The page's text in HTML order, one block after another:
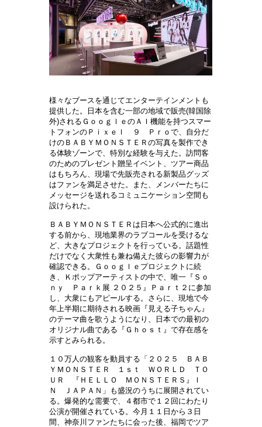
様々なブースを通じてエンターテインメントも
提供した。日本を含む一部の地域で販売(韓国除
外)されるＧｏｏｇｌｅのＡＩ機能を持つスマー
トフォンのＰｉｘｅｌ ９ Ｐｒｏで、自分だ
けのＢＡＢＹＭＯＮＳＴＥＲの写真を製作でき
る体験ゾーンで、特別な経験を与えた。訪問客
のためのプレゼント贈呈イベント、ツアー商品
はもちろん、現場で先販売される新製品グッズ
はファンを満足させた。また、メンバーたちに
メッセージを送れるコミュニケーション空間も
設けられた。
ＢＡＢＹＭＯＮＳＴＥＲは日本へ公式的に進出
する前から、現地業界のラブコールを受けるな
ど、大きなプロジェクトを行っている。話題性
だけでなく大衆性も兼ね備えた彼らの影響力が
確認できる。Ｇｏｏｇｌｅプロジェクトに続
き、Ｋポップアーティストの中で、唯一『Ｓｏ
ｎｙ Ｐａｒｋ展 ２０２５』Ｐａｒｔ２に参加
し、大衆にもアピールする。さらに、現地で今
年上半期に期待される映画『見える子ちゃん』
のテーマ曲を歌うようになり、日本での最初の
オリジナル曲である『Ｇｈｏｓｔ』で存在感を
示すとみられる。
１０万人の観客を動員する「２０２５ ＢＡＢ
ＹＭＯＮＳＴＥＲ １ｓｔ ＷＯＲＬＤ ＴＯ
ＵＲ 『ＨＥＬＬＯ ＭＯＮＳＴＥＲＳ』Ｉ
Ｎ ＪＡＰＡＮ」も盛況のうちに展開されてい
る。爆発的な需要で、４都市で１２回にわたり
公演が開催されている。今月１１日から３日
間、神奈川ファンたちに会った後、福岡でツア